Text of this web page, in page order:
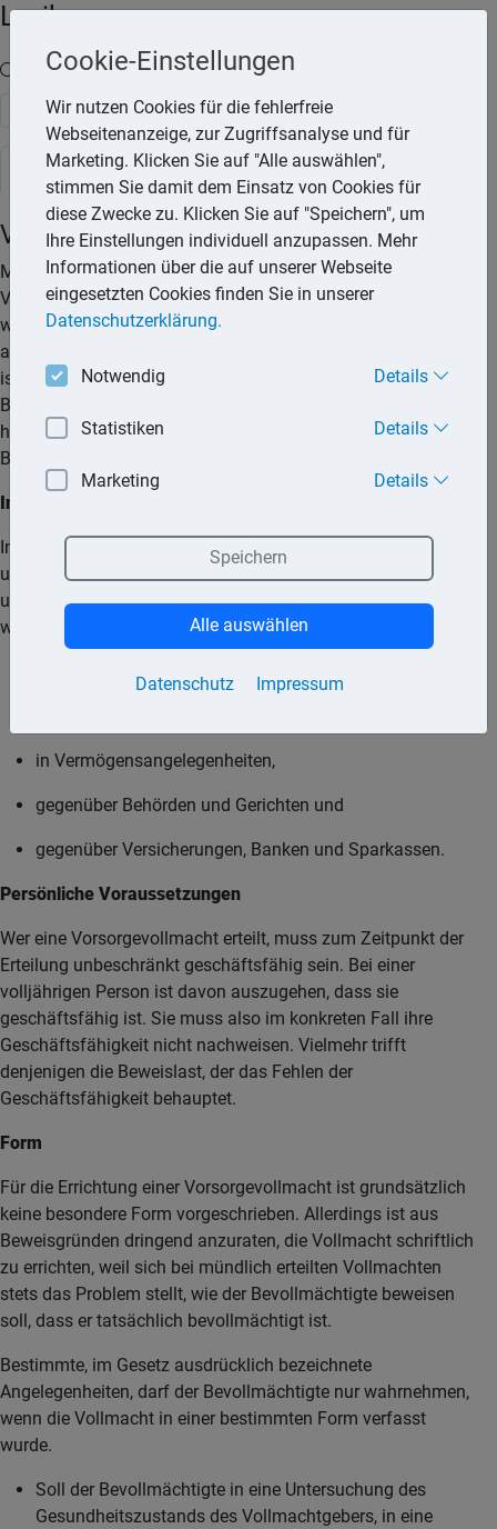
Lexika
Volltext-Suche in den Lexika
Suchen
Rechtslexikon
Vorsorgevollmacht
Mit einer Vorsorgevollmacht kann man im Voraus einen
Vertreter bevollmächtigen, Angelegenheiten zu erledigen,
wenn man dazu wegen einer Krankheit, eines Unfalls oder
altersbedingt nicht mehr oder nur noch teilweise in der Lage
ist. Ohne eine solche Vollmacht besteht die Gefahr, dass der
Betroffene im Fürsorgefall rechtlich nicht mehr
handlungsfähig ist und vom Betreuungsgericht eine
Betreuung angeordnet wird.
Inhalt
In einer Vorsorgevollmacht können dem Bevollmächtigten
umfassende Vertretungsbefugnisse eingeräumt und so eine
unter Umständen notwendige rechtliche Betreuung vermieden
werden. Möglich ist u.a. die Vertretung
in Gesundheitsangelegenheiten,
in Vermögensangelegenheiten,
gegenüber Behörden und Gerichten und
gegenüber Versicherungen, Banken und Sparkassen.
Persönliche Voraussetzungen
Wer eine Vorsorgevollmacht erteilt, muss zum Zeitpunkt der
Erteilung unbeschränkt geschäftsfähig sein. Bei einer
volljährigen Person ist davon auszugehen, dass sie
geschäftsfähig ist. Sie muss also im konkreten Fall ihre
Geschäftsfähigkeit nicht nachweisen. Vielmehr trifft
denjenigen die Beweislast, der das Fehlen der
Geschäftsfähigkeit behauptet.
Form
Für die Errichtung einer Vorsorgevollmacht ist grundsätzlich
keine besondere Form vorgeschrieben. Allerdings ist aus
Beweisgründen dringend anzuraten, die Vollmacht schriftlich
zu errichten, weil sich bei mündlich erteilten Vollmachten
stets das Problem stellt, wie der Bevollmächtigte beweisen
soll, dass er tatsächlich bevollmächtigt ist.
Bestimmte, im Gesetz ausdrücklich bezeichnete
Angelegenheiten, darf der Bevollmächtigte nur wahrnehmen,
wenn die Vollmacht in einer bestimmten Form verfasst
wurde.
Soll der Bevollmächtigte in eine Untersuchung des
Gesundheitszustands des Vollmachtgebers, in eine
Cookie-Einstellungen
Wir nutzen Cookies für die fehlerfreie
Webseitenanzeige, zur Zugriffsanalyse und für
Marketing. Klicken Sie auf "Alle auswählen",
stimmen Sie damit dem Einsatz von Cookies für
diese Zwecke zu. Klicken Sie auf "Speichern", um
Ihre Einstellungen individuell anzupassen. Mehr
Informationen über die auf unserer Webseite
eingesetzten Cookies finden Sie in unserer
Datenschutzerklärung.
Notwendig Details
Statistiken Details
Marketing Details
Datenschutz Impressum
Speichern
Alle auswählen